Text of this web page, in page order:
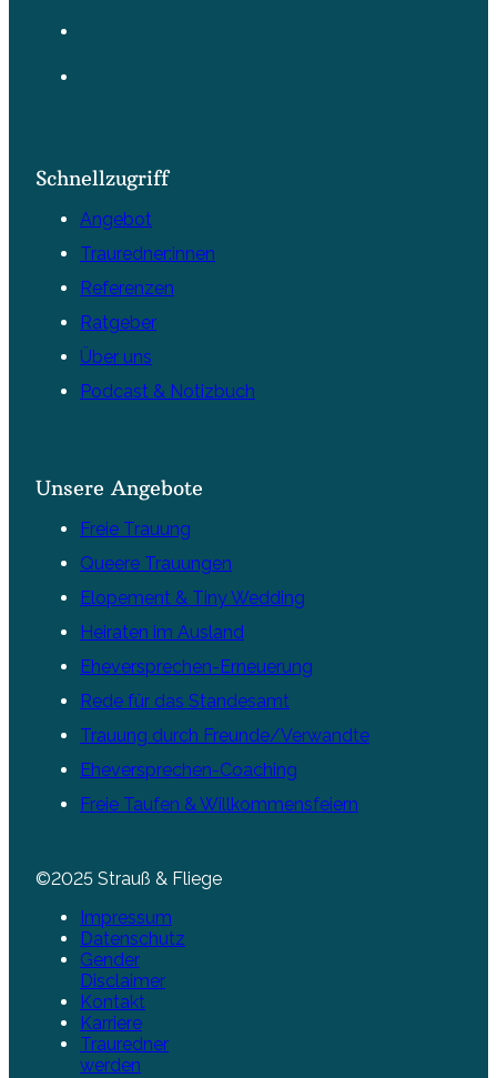
Schnellzugriff
Angebot
Trauredner:innen
Referenzen
Ratgeber
Über uns
Podcast & Notizbuch
Unsere Angebote
Freie Trauung
Queere Trauungen
Elopement & Tiny Wedding
Heiraten im Ausland
Eheversprechen-Erneuerung
Rede für das Standesamt
Trauung durch Freunde/Verwandte
Eheversprechen-Coaching
Freie Taufen & Willkommensfeiern
©2025 Strauß & Fliege
Impressum
Datenschutz
Gender
Disclaimer
Kontakt
Karriere
Trauredner
werden